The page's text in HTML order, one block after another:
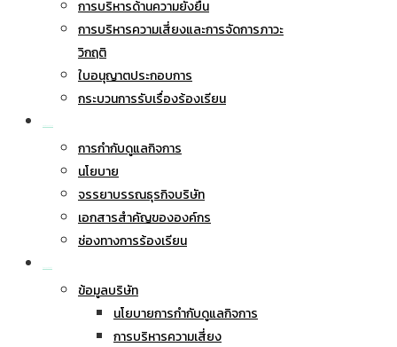
การบริหารด้านความยั่งยืน
การบริหารความเสี่ยงและการจัดการภาวะ
วิกฤติ
ใบอนุญาตประกอบการ
กระบวนการรับเรื่องร้องเรียน
การกำกับดูแลกิจการ
นโยบาย
จรรยาบรรณธุรกิจบริษัท
เอกสารสำคัญขององค์กร
ช่องทางการร้องเรียน
ข้อมูลบริษัท
นโยบายการกำกับดูแลกิจการ
การบริหารความเสี่ยง